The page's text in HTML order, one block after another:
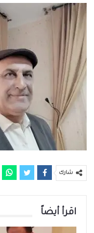
شارك
اقرأ أيضاً